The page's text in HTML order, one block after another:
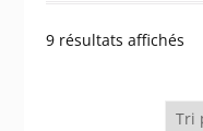
9 résultats affichésTrié